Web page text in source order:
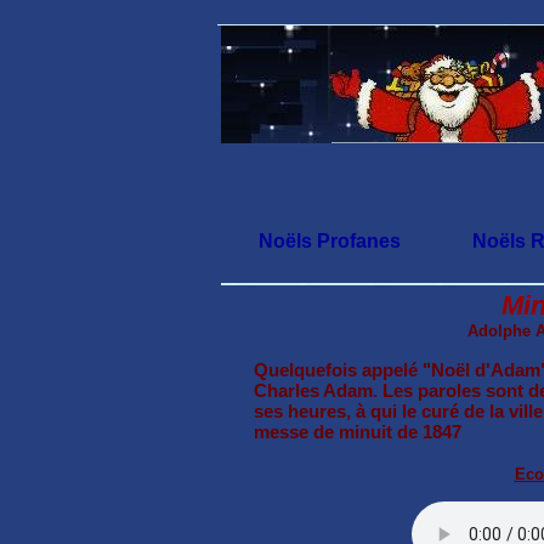
Noëls Profanes Noëls
Adolphe
Quelquefois appelé "Noël
Charles Adam. Les paroles sont
ses heures, à qui le curé de la
messe de minuit de 1847